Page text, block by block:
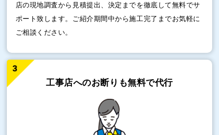
店の現地調査から見積提出、決定までを徹底して無料でサ
ポート致します。ご紹介期間中から施工完了までお気軽に
ご相談ください。
工事店へのお断りも無料で代行